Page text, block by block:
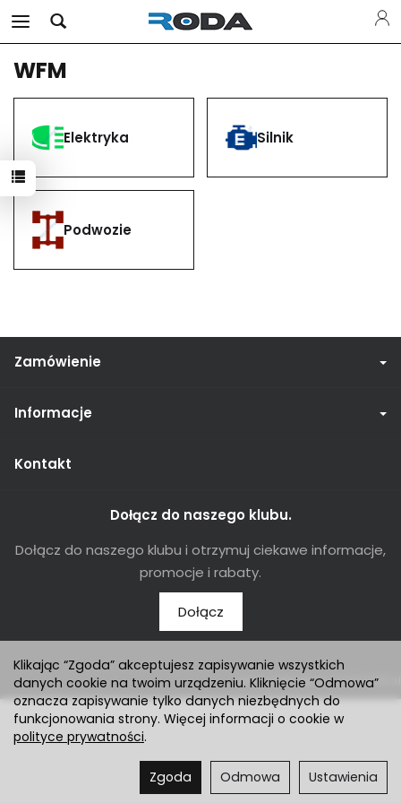
WFM
Elektryka Silnik
Podwozie
Zamówienie
Informacje
Kontakt
Dołącz do naszego klubu.
Dołącz do naszego klubu i otrzymuj ciekawe informacje,
promocje i rabaty.
Dołącz
Sklep internetowy SOTESHOP AI
Klikając “Zgoda” akceptujesz zapisywanie wszystkich
danych cookie na twoim urządzeniu. Kliknięcie “Odmowa”
oznacza zapisywanie tylko danych niezbędnych do
funkcjonowania strony. Więcej informacji o cookie w
polityce prywatności.
Ustawienia
Odmowa
Zgoda